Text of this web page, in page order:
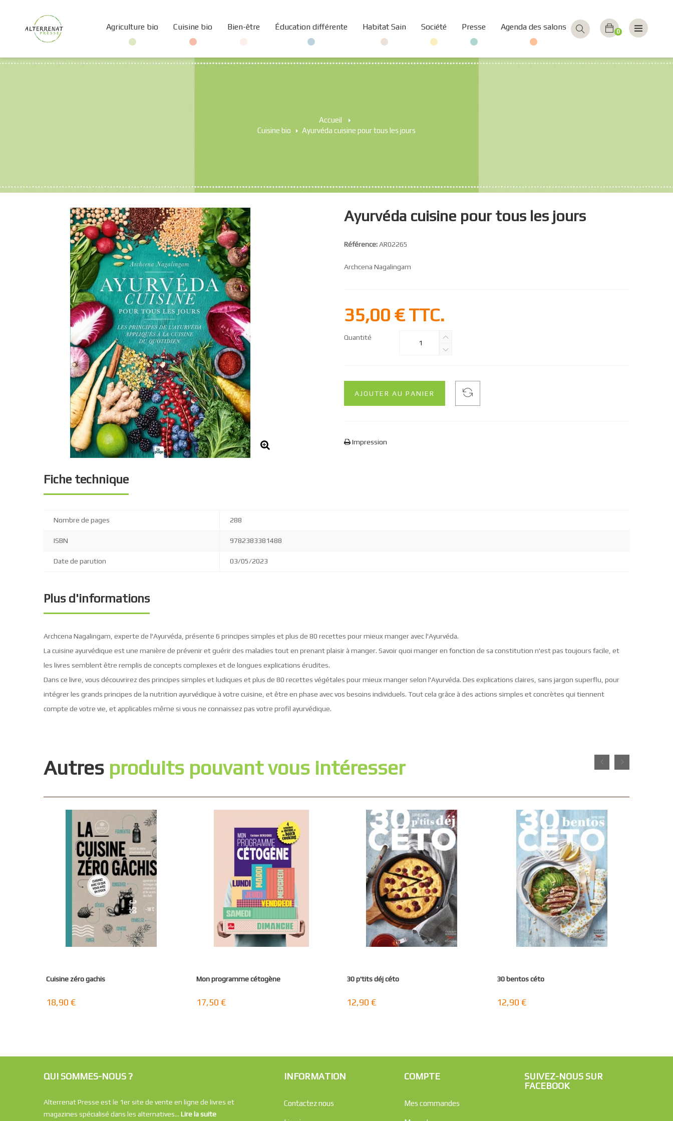
Agriculture bio Cuisine bio Bien-être Éducation différente Habitat Sain Société Presse Agenda des salons 0
Accueil
>
Cuisine bio
> Ayurvéda cuisine pour tous les jours
Ayurvéda cuisine pour tous les jours
Référence:AR02265
Archcena Nagalingam
35,00 €TTC.
Quantité
AJOUTER AU PANIER
Impression
Fiche technique
Nombre de pages 288
ISBN 9782383381488
Date de parution 03/05/2023
Plus d'informations
Archcena Nagalingam, experte de l'Ayurvéda, présente 6 principes simples et plus de 80 recettes pour mieux manger avec l'Ayurvéda.
La cuisine ayurvédique est une manière de prévenir et guérir des maladies tout en prenant plaisir à manger. Savoir quoi manger en fonction de sa constitution n'est pas toujours facile, et
les livres semblent être remplis de concepts complexes et de longues explications érudites.
Dans ce livre, vous découvrirez des principes simples et ludiques et plus de 80 recettes végétales pour mieux manger selon l'Ayurvéda. Des explications claires, sans jargon superflu, pour
intégrer les grands principes de la nutrition ayurvédique à votre cuisine, et être en phase avec vos besoins individuels. Tout cela grâce à des actions simples et concrètes qui tiennent
compte de votre vie, et applicables même si vous ne connaissez pas votre profil ayurvédique.
Autres produits pouvant vous intéresser
Cuisine zéro gachis
18,90 €
Mon programme cétogène
17,50 €
30 p'tits déj céto
12,90 €
30 bentos céto
12,90 €
QUI SOMMES-NOUS ?
Alterrenat Presse est le 1er site de vente en ligne de livres et
magazines spécialisé dans les alternatives... Lire la suite
INFORMATION
Contactez nous
COMPTE
Mes commandes
SUIVEZ-NOUS SUR
FACEBOOK